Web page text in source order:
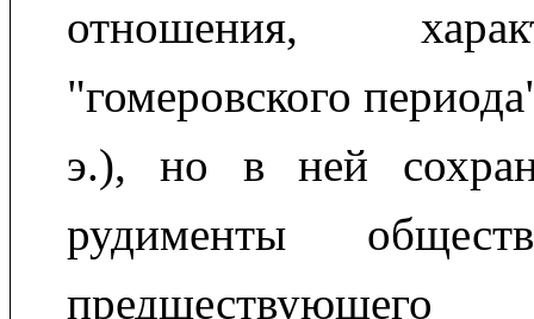
отношения,
"гомеровского
э.), но в ней
рудименты